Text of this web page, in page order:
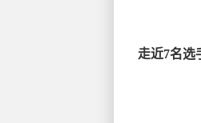
走近7名选